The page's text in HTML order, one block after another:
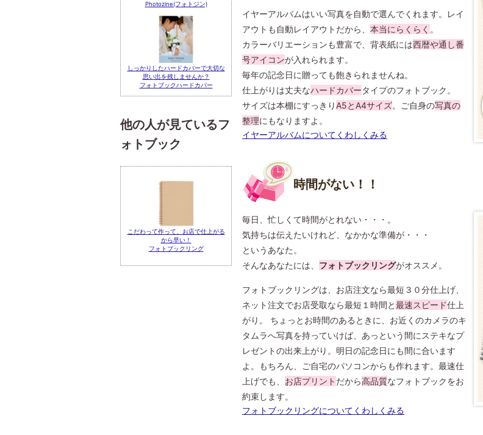
イヤーアルバムはいい写真を自動で選んでくれます。レイ
アウトも自動レイアウトだから、 本当にらくらく 。
カラーバリエーションも豊富で、背表紙には西暦や通し番
号アイコンが入れられます。
毎年の記念日に贈っても飽きられませんね。
仕上がりは丈夫なハードカバータイプのフォトブック。
サイズは本棚にすっきり A5とA4サイズ。ご自身の写真の
整理にもなりますよ。
イヤーアルバムについてくわしくみる
時間がない！！
毎日、忙しくて時間がとれない・・・。
気持ちは伝えたいけれど、なかかな準備が・・・
というあなた。
そんなあなたには、 フォトブックリングがオススメ。
フォトブックリングは、お店注文なら最短３０分仕上げ、
ネット注文でお店受取なら最短１時間と最速スピード仕上
がり。 ちょっとお時間のあるときに、お近くのカメラのキ
タムラへ写真を持っていけば、あっという間にステキなプ
レゼントの出来上がり。明日の記念日にも間に合います
よ。もちろん、ご自宅のパソコンからも作れます。最速仕
上げでも、 お店プリント だから高品質なフォトブックをお
約束します。
フォトブックリングについてくわしくみる
Photozine(フォトジン)
しっかりしたハードカバーで大切な
思い出を残しませんか？
フォトブックハードカバー
他の人が見ているフ
ォトブック
こだわって作って、お店で仕上がる
から早い！
フォトブックリング